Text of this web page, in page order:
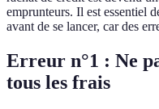
emprunteurs. Il est essentiel
avant de se lancer, car des
Erreur n°1 : Ne
tous les frais